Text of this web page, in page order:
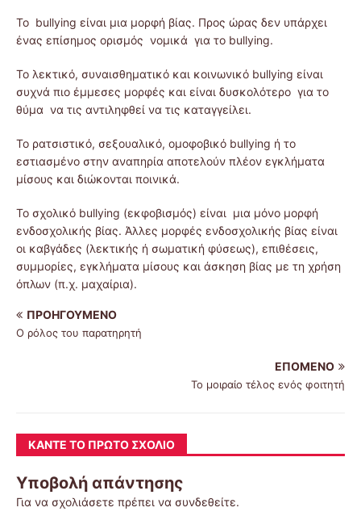
Το bullying είναι μια μορφή βίας. Προς ώρας δεν υπάρχει
ένας επίσημος ορισμός νομικά για το bullying.
Το λεκτικό, συναισθηματικό και κοινωνικό bullying είναι
συχνά πιο έμμεσες μορφές και είναι δυσκολότερο για το
θύμα να τις αντιληφθεί να τις καταγγείλει.
Το ρατσιστικό, σεξουαλικό, ομοφοβικό bullying ή το
εστιασμένο στην αναπηρία αποτελούν πλέον εγκλήματα
μίσους και διώκονται ποινικά.
Το σχολικό bullying (εκφοβισμός) είναι μια μόνο μορφή
ενδοσχολικής βίας. Άλλες μορφές ενδοσχολικής βίας είναι
οι καβγάδες (λεκτικής ή σωματική φύσεως), επιθέσεις,
συμμορίες, εγκλήματα μίσους και άσκηση βίας με τη χρήση
όπλων (π.χ. μαχαίρια).
ΠΡΟΗΓΟΎΜΕΝΟ
Ο ρόλος του παρατηρητή
ΕΠΌΜΕΝΟ
Το μοιραίο τέλος ενός φοιτητή
ΚΆΝΤΕ ΤΟ ΠΡΏΤΟ ΣΧΌΛΙΟ
Υποβολή απάντησης
Για να σχολιάσετε πρέπει να συνδεθείτε.